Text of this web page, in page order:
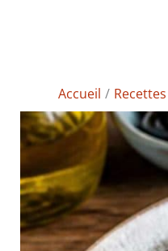
Accueil